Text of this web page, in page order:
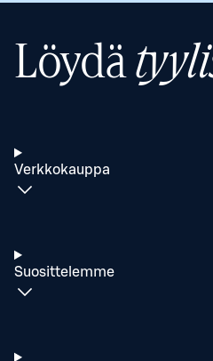
Löydä
Verkkokauppa
Suosittelemme